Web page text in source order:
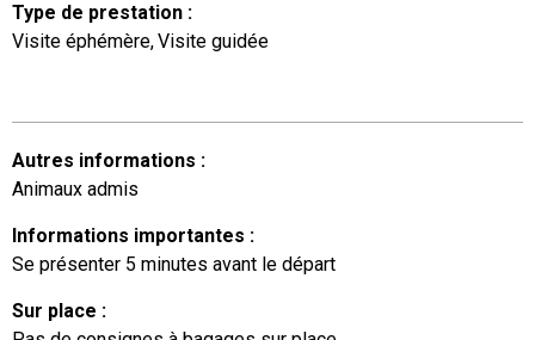
Type de prestation :
Visite éphémère Visite guidée
Autres informations :
Animaux admis
Informations importantes :
Se présenter 5 minutes avant le départ
Sur place :